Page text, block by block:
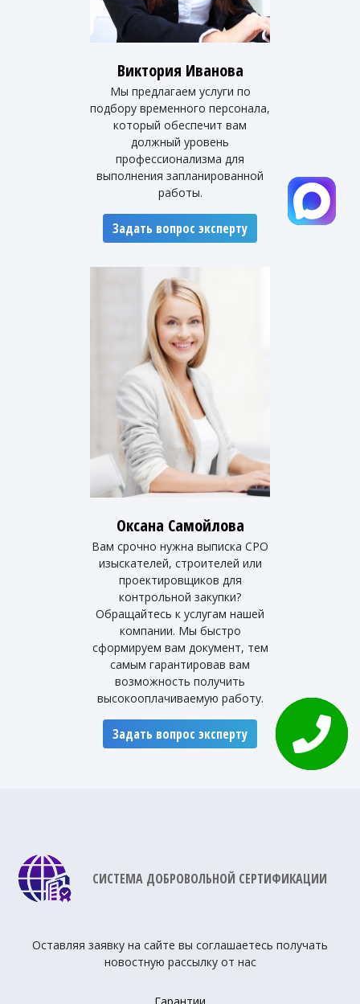
Виктория Иванова
Мы предлагаем услуги по
подбору временного персонала,
который обеспечит вам
должный уровень
профессионализма для
выполнения запланированной
работы.
Задать вопрос эксперту
Оксана Самойлова
Вам срочно нужна выписка СРО
изыскателей, строителей или
проектировщиков для
контрольной закупки?
Обращайтесь к услугам нашей
компании. Мы быстро
сформируем вам документ, тем
самым гарантировав вам
возможность получить
высокооплачиваемую работу.
Задать вопрос эксперту
СИСТЕМА ДОБРОВОЛЬНОЙ СЕРТИФИКАЦИИ
Оставляя заявку на сайте вы соглашаетесь получать
новостную рассылку от нас